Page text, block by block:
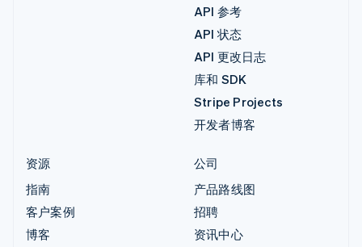
API 参考
API 状态
API 更改日志
库和 SDK
Stripe Projects
开发者博客
资源
指南
客户案例
博客
公司
产品路线图
招聘
资讯中心